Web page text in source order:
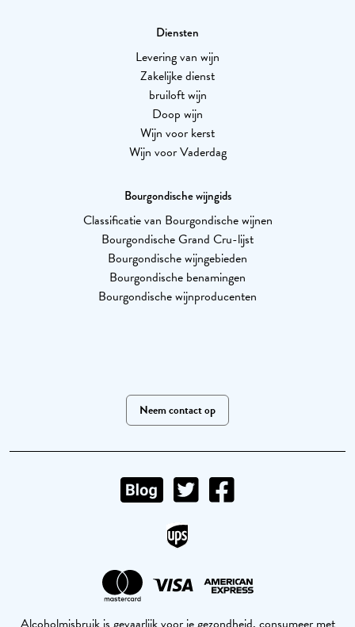
Diensten
Levering van wijn
Zakelijke dienst
bruiloft wijn
Doop wijn
Wijn voor kerst
Wijn voor Vaderdag
Bourgondische wijngids
Classificatie van Bourgondische wijnen
Bourgondische Grand Cru-lijst
Bourgondische wijngebieden
Bourgondische benamingen
Bourgondische wijnproducenten
Neem contact op